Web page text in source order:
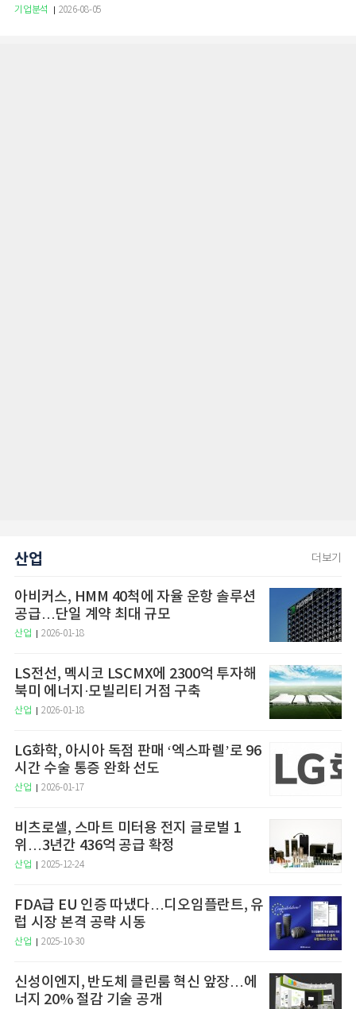
기업분석 2026-08-05
산업 더보기
아비커스, HMM 40척에 자율 운항 솔루션
공급…단일 계약 최대 규모
산업 2026-01-18
LS전선, 멕시코 LSCMX에 2300억 투자해
북미 에너지·모빌리티 거점 구축
산업 2026-01-18
LG화학, 아시아 독점 판매 ‘엑스파렐’로 96
시간 수술 통증 완화 선도
산업 2026-01-17
비츠로셀, 스마트 미터용 전지 글로벌 1
위…3년간 436억 공급 확정
산업 2025-12-24
FDA급 EU 인증 따냈다…디오임플란트, 유
럽 시장 본격 공략 시동
산업 2025-10-30
신성이엔지, 반도체 클린룸 혁신 앞장…에
너지 20% 절감 기술 공개